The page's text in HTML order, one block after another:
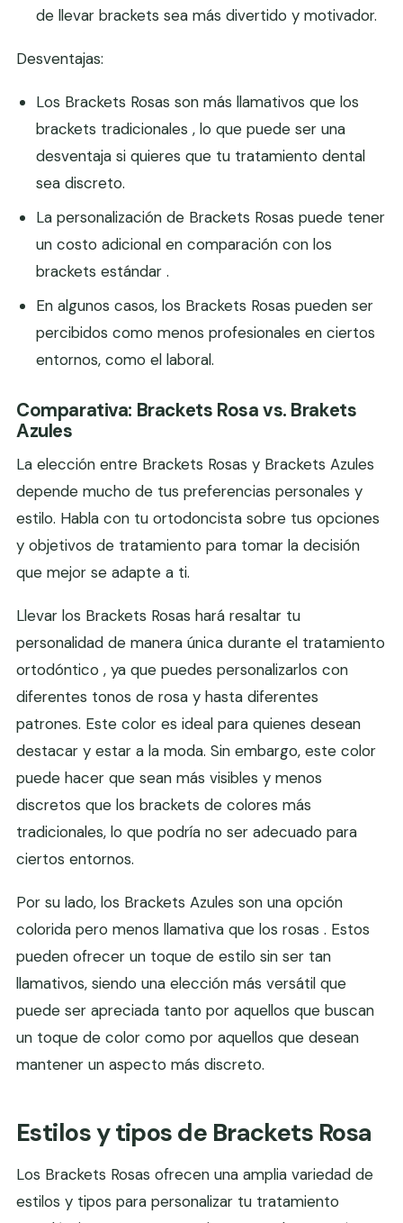
de llevar brackets sea más divertido y motivador.
Desventajas:
Los Brackets Rosas son más llamativos que los
brackets tradicionales , lo que puede ser una
desventaja si quieres que tu tratamiento dental
sea discreto.
La personalización de Brackets Rosas puede tener
un costo adicional en comparación con los
brackets estándar .
En algunos casos, los Brackets Rosas pueden ser
percibidos como menos profesionales en ciertos
entornos, como el laboral.
Comparativa: Brackets Rosa vs. Brakets
Azules
La elección entre Brackets Rosas y Brackets Azules
depende mucho de tus preferencias personales y
estilo. Habla con tu ortodoncista sobre tus opciones
y objetivos de tratamiento para tomar la decisión
que mejor se adapte a ti.
Llevar los Brackets Rosas hará resaltar tu
personalidad de manera única durante el tratamiento
ortodóntico , ya que puedes personalizarlos con
diferentes tonos de rosa y hasta diferentes
patrones. Este color es ideal para quienes desean
destacar y estar a la moda. Sin embargo, este color
puede hacer que sean más visibles y menos
discretos que los brackets de colores más
tradicionales, lo que podría no ser adecuado para
ciertos entornos.
Por su lado, los Brackets Azules son una opción
colorida pero menos llamativa que los rosas . Estos
pueden ofrecer un toque de estilo sin ser tan
llamativos, siendo una elección más versátil que
puede ser apreciada tanto por aquellos que buscan
un toque de color como por aquellos que desean
mantener un aspecto más discreto.
Estilos y tipos de Brackets Rosa
Los Brackets Rosas ofrecen una amplia variedad de
estilos y tipos para personalizar tu tratamiento